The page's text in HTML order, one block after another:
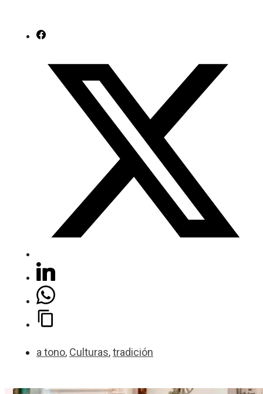
a tono, Culturas,tradición